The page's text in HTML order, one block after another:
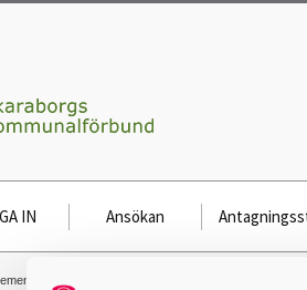
IN Ansökan
mässa för Anpassad gymnasieskola